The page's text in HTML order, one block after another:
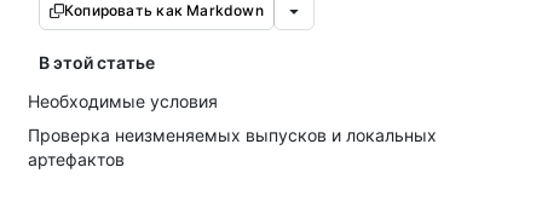
Копировать как Markdown
В этой статье
Необходимые условия
Проверка неизменяемых выпусков и локальных
артефактов